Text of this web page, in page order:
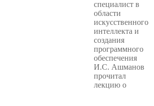
специалист в
области
искусственного
интеллекта и
создания
программного
обеспечения
И.С. Ашманов
прочитал
лекцию о